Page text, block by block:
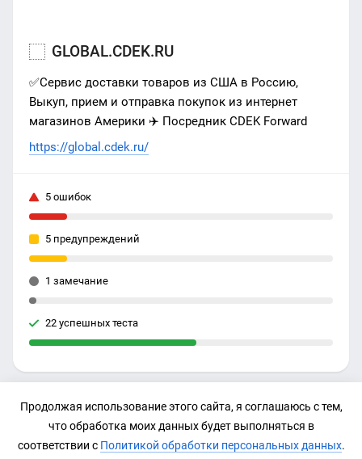
IP-адрес
178.248.238.208
GLOBAL.CDEK.RU
✅Сервис доставки товаров из США в Россию,
Выкуп, прием и отправка покупок из интернет
магазинов Америки ✈️ Посредник CDEK Forward
https://global.cdek.ru/
5 ошибок
5 предупреждений
1 замечание
22 успешных теста
Продолжая использование этого сайта, я соглашаюсь с тем,
что обработка моих данных будет выполняться в
соответствии с Политикой обработки персональных данных.